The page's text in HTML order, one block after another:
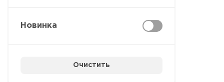
Новинка
Очистить